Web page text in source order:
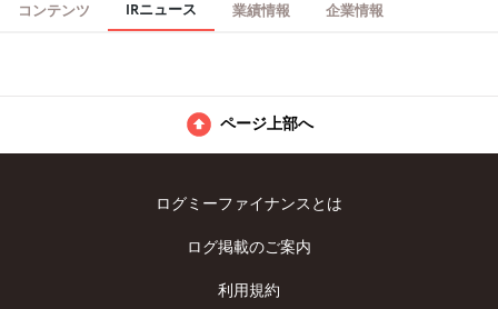
コンテンツ IRニュース 業績情報 企業情報
ページ上部へ
ログミーファイナンスとは
ログ掲載のご案内
利用規約